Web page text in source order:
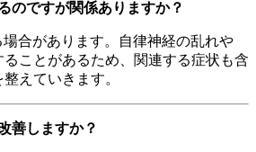
のですが関係ありますか？
合があります。自律神経の乱れや
ことがあるため、関連する症状も含
えていきます。
善しますか？